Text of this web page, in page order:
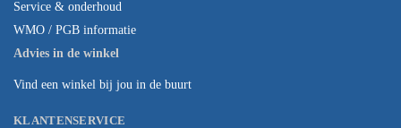
Service & onderhoud
WMO / PGB informatie
Advies in de winkel
Vind een winkel bij jou in de buurt
KLANTENSERVICE